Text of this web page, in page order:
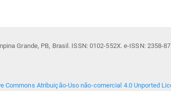
Grande, PB, Brasil. ISSN: 0102-552X. e-ISSN: 2358-
Commons Atribuição-Uso não-comercial 4.0 Unported